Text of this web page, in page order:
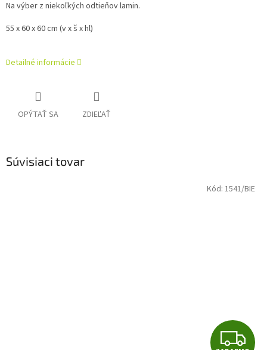
Na výber z niekoľkých odtieňov lamin.
55 x 60 x 60 cm (v x š x hl)
Detailné informácie
OPÝTAŤ SA ZDIEĽAŤ
Súvisiaci tovar
Z
Kód: 1541/BIE